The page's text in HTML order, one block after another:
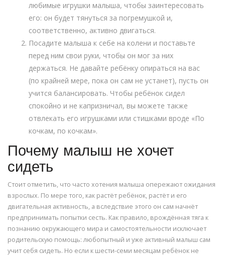
любимые игрушки малыша, чтобы заинтересовать
его: он будет тянуться за погремушкой и,
соответственно, активно двигаться.
Посадите малыша к себе на колени и поставьте
перед ним свои руки, чтобы он мог за них
держаться. Не давайте ребёнку опираться на вас
(по крайней мере, пока он сам не устанет), пусть он
учится балансировать. Чтобы ребёнок сидел
спокойно и не капризничал, вы можете также
отвлекать его игрушками или стишками вроде «По
кочкам, по кочкам».
Почему малыш не хочет
сидеть
Стоит отметить, что часто хотения малыша опережают ожидания
взрослых. По мере того, как растёт ребёнок, растёт и его
двигательная активность, а вследствие этого он сам начнёт
предпринимать попытки сесть. Как правило, врождённая тяга к
познанию окружающего мира и самостоятельности исключает
родительскую помощь: любопытный и уже активный малыш сам
учит себя сидеть. Но если к шести-семи месяцам ребёнок не